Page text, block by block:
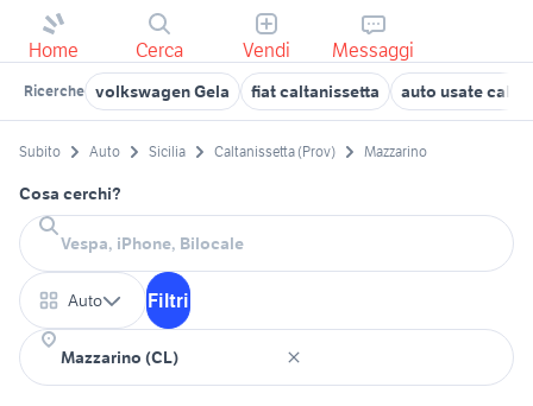
Home Cerca Vendi Messaggi
Ricerche volkswagen Gela fiat caltanissetta auto usate
Subito Auto Sicilia Caltanissetta (Prov) Mazzarino
Cosa cerchi?
Auto Filtri